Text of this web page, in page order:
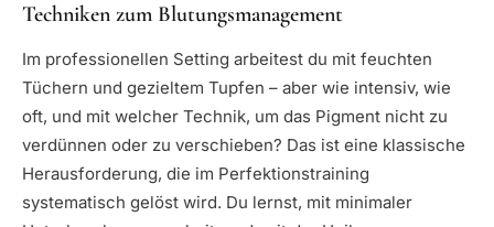
Techniken zum Blutungsmanagement
Im professionellen Setting arbeitest du mit feuchten
Tüchern und gezieltem Tupfen – aber wie intensiv, wie
oft, und mit welcher Technik, um das Pigment nicht zu
verdünnen oder zu verschieben? Das ist eine klassische
Herausforderung, die im Perfektionstraining
systematisch gelöst wird. Du lernst, mit minimaler